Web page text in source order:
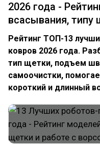
2026 года -
всасывания, типу
Рейтинг ТОП-13
ковров 2026 года.
тип щетки, подъем
самоочистки,
короткий и длинный